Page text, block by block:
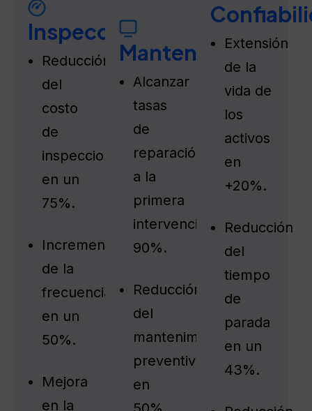
Inspecciones
Reducción
del
costo
de
inspecciones
en un
75%.
Incremento
de la
frecuencia
en un
50%.
Mejora
en la
Mantenimiento
Alcanzar
tasas
de
reparación
a la
primera
intervención:
90%.
Reducción
del
mantenimiento
preventivo
en
Extensión
de la
vida de
los
activos
en
+20%.
Reducción
del
tiempo
de
parada
en un
43%.